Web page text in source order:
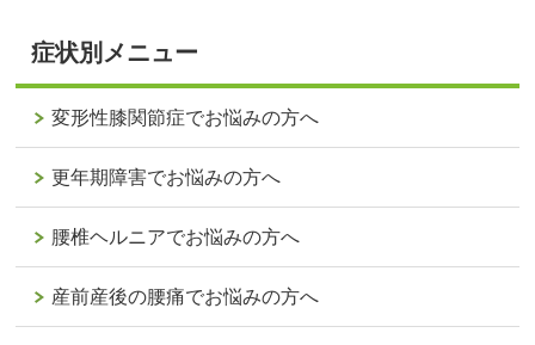
症状別メニュー
変形性膝関節症でお悩みの方へ
更年期障害でお悩みの方へ
腰椎ヘルニアでお悩みの方へ
産前産後の腰痛でお悩みの方へ